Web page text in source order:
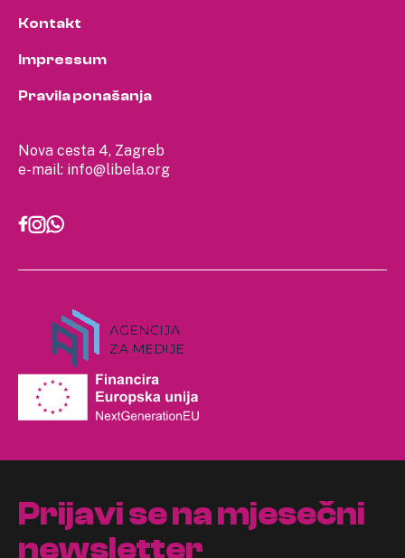
Nova cesta 4, Zagreb
e-mail: info@libela.org
Kontakt
Impressum
Pravila ponašanja
Prijavi se na mjesečni
newsletter